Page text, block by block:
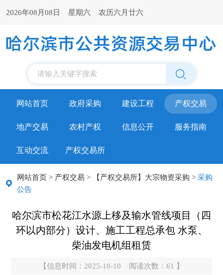
2026年08月08日 星期六 农历六月廿六
请输入关键字搜索
网站首页 政府采购 建设工程 产权交易
地产交易 农村产权 信息公开 服务指南
互动交流 产权交易所
网站首页 > 产权交易 > 【产权交易所】大宗物资采购 > 采购
公告
哈尔滨市松花江水源上移及输水管线项目（四
环以内部分）设计、施工工程总承包 水泵、
柴油发电机组租赁
【信息时间：2025-10-10 阅读次数： 61 】